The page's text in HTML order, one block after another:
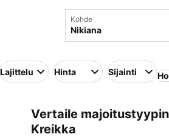
Kohde
Lajittelu Hinta Sijainti
Vertaile
Kreikka